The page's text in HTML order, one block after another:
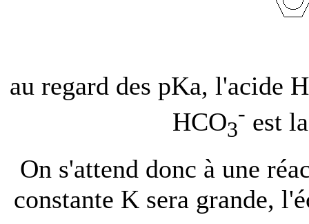
au regard des pKa, l'acide
HCO3
- est
On s'attend donc à une
constante K sera grande,